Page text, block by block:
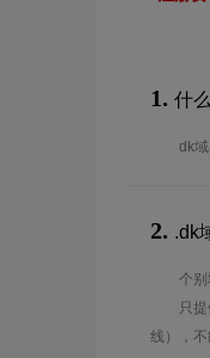
1. 什
dk
2. .dk
个
只
线），